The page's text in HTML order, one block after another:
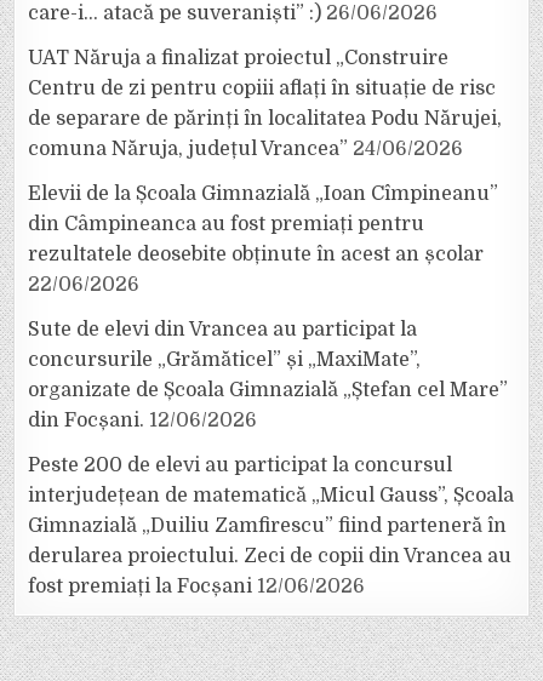
care-i… atacă pe suveraniști” :) 26/06/2026
UAT Năruja a finalizat proiectul „Construire
Centru de zi pentru copiii aflați în situație de risc
de separare de părinți în localitatea Podu Nărujei,
comuna Năruja, județul Vrancea” 24/06/2026
Elevii de la Școala Gimnazială „Ioan Cîmpineanu”
din Câmpineanca au fost premiați pentru
rezultatele deosebite obținute în acest an școlar
22/06/2026
Sute de elevi din Vrancea au participat la
concursurile „Grămăticel” și „MaxiMate”,
organizate de Școala Gimnazială „Ștefan cel Mare”
din Focșani. 12/06/2026
Peste 200 de elevi au participat la concursul
interjudețean de matematică „Micul Gauss”, Școala
Gimnazială „Duiliu Zamfirescu” fiind parteneră în
derularea proiectului. Zeci de copii din Vrancea au
fost premiați la Focșani 12/06/2026